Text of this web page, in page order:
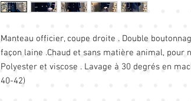
Manteau officier, coupe droite . Double
façon laine .Chaud et sans matière animal, pour
Polyester et viscose . Lavage à 30 degrés en
40-42)